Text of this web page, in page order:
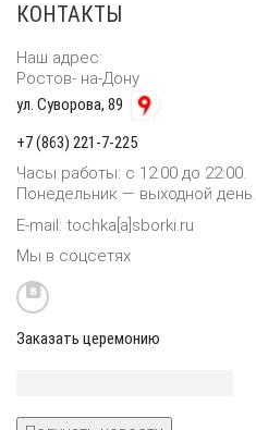
КОНТАКТЫ
Наш адрес:
Ростов- на-Дону
ул. Суворова, 89
+7 (863) 221-7-225
Часы работы: с 12:00 до 22:00.
Понедельник — выходной день.
E-mail: tochka[a]sborki.ru
Мы в соцсетях
Заказать церемонию